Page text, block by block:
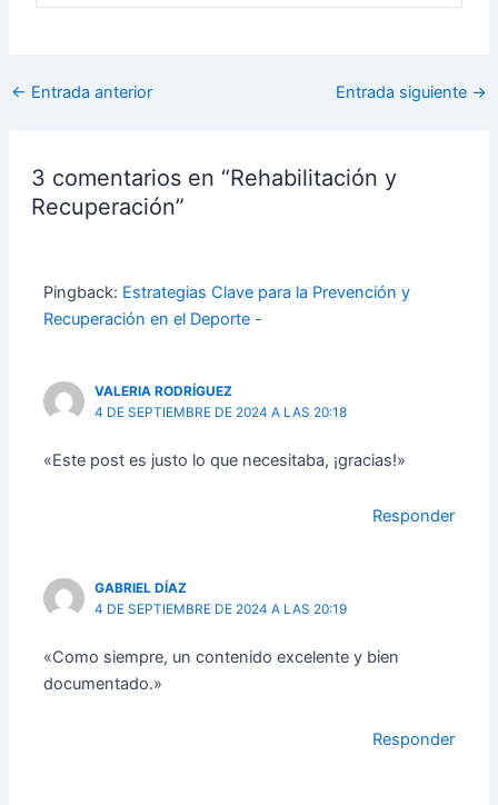
← Entrada anterior Entrada siguiente →
3 comentarios en “Rehabilitación y
Recuperación”
Pingback: Estrategias Clave para la Prevención y
Recuperación en el Deporte -
VALERIA RODRÍGUEZ
4 DE SEPTIEMBRE DE 2024 A LAS 20:18
«Este post es justo lo que necesitaba, ¡gracias!»
Responder
GABRIEL DÍAZ
4 DE SEPTIEMBRE DE 2024 A LAS 20:19
«Como siempre, un contenido excelente y bien
documentado.»
Responder